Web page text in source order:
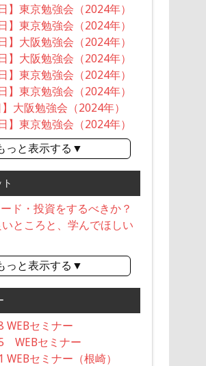
】東京勉強会（2024年）
】東京勉強会（2024年）
】大阪勉強会（2024年）
】大阪勉強会（2024年）
】東京勉強会（2024年）
】東京勉強会（2024年）
】大阪勉強会（2024年）
】東京勉強会（2024年）
っと表示する▼
ド・投資をするべきか？
ところと、学んでほしい
っと表示する▼
WEBセミナー
WEBセミナー
WEBセミナー（根崎）